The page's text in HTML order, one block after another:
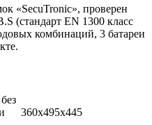
«SecuTronic», проверен
(стандарт EN 1300 класс
комбинаций, 3 батареи
360x495x445